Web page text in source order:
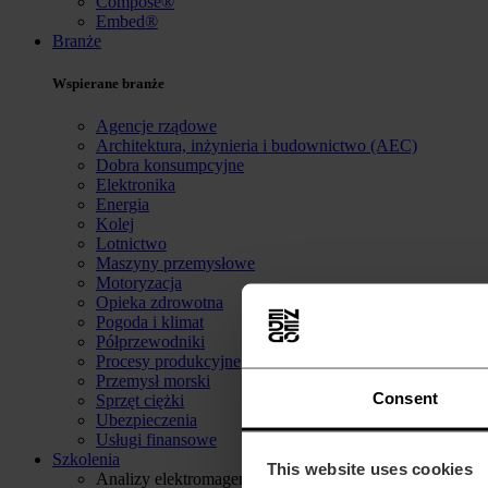
Consent
This website uses cookies
Embed®
Branże
Wspierane branże
Agencje rządowe
Architektura, inżynieria i budownictwo (AEC)
Dobra konsumpcyjne
Elektronika
Energia
Kolej
Lotnictwo
Maszyny przemysłowe
Motoryzacja
Opieka zdrowotna
Pogoda i klimat
Półprzewodniki
Procesy produkcyjne
Przemysł morski
Sprzęt ciężki
Ubezpieczenia
Usługi finansowe
Szkolenia
Analizy elektromagentyczne